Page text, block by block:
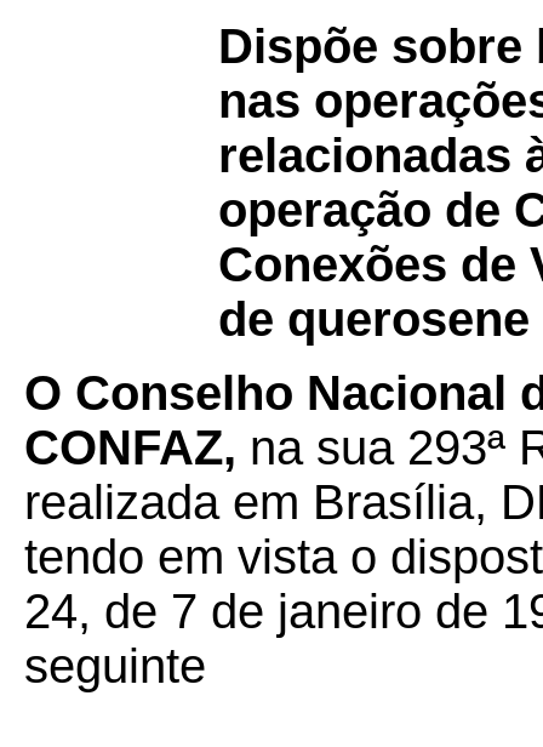
Dispõe sobre
nas
relacionadas
operação de
Conexões de
de
O Conselho Nacional
CONFAZ, na sua 293ª
realizada em Brasília,
tendo em vista o
24, de 7 de janeiro de
seguinte